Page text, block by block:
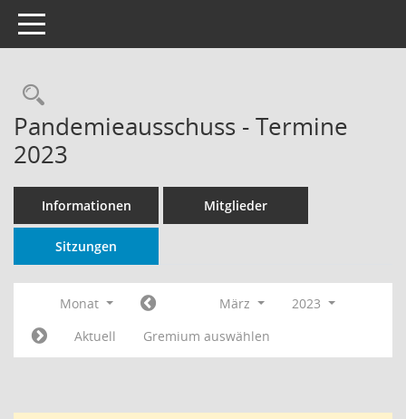
Toggle navigation
Rechercheauswahl
Pandemieausschuss - Termine
2023
Informationen Mitglieder
Sitzungen
Monat März
2023
Aktuell
Gremium auswählen